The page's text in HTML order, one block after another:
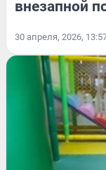
внезапной
30 апреля, 2026,